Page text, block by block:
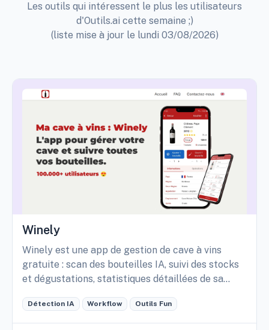
Les outils qui intéressent le plus les utilisateurs
d'Outils.ai cette semaine ;)
(liste mise à jour le lundi 03/08/2026)
Winely
Winely est une app de gestion de cave à vins
gratuite : scan des bouteilles IA, suivi des stocks
et dégustations, statistiques détaillées de sa
Détection IA Workflow Outils Fun